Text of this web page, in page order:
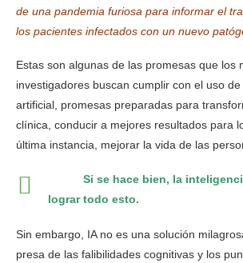
de una pandemia furiosa para informar el
los pacientes infectados con un nuevo
Estas son algunas de las promesas que los
investigadores buscan cumplir con el uso
artificial, promesas preparadas para
clínica, conducir a mejores resultados para
última instancia, mejorar la vida de las
Si se hace bien, la
lograr todo esto.
Sin embargo, IA no es una solución
presa de las falibilidades cognitivas y los